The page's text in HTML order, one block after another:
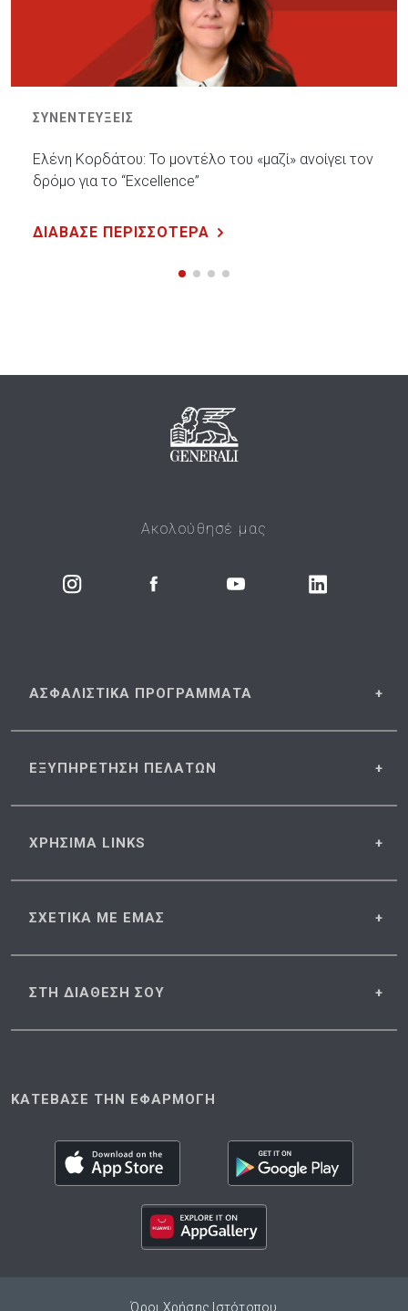
ΣΥΝΕΝΤΕΥΞΕΙΣ
Ελένη Κορδάτου: Το μοντέλο του «μαζί» ανοίγει τον
δρόμο για το “Excellence”
ΔΙΑΒΑΣΕ ΠΕΡΙΣΣΟΤΕΡΑ
Ακολούθησέ μας
ΑΣΦΑΛΙΣΤΙΚΑ ΠΡΟΓΡΑΜΜΑΤΑ
ΕΞΥΠΗΡΕΤΗΣΗ ΠΕΛΑΤΩΝ
ΧΡΗΣΙΜΑ LINKS
ΣΧΕΤΙΚΑ ΜΕ ΕΜΑΣ
ΣΤΗ ΔΙΑΘΕΣΗ ΣΟΥ
ΚΑΤΕΒΑΣΕ ΤΗΝ ΕΦΑΡΜΟΓΗ
Όροι Χρήσης Ιστότοπου